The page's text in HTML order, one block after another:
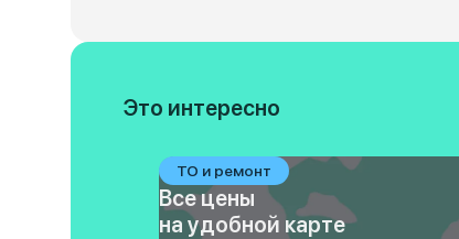
Это интересно
ТО и ремонт
Все цены
на удобной карте